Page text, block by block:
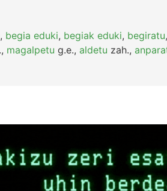
, begia eduki, begiak eduki, begiratu,
, magalpetu g.e., aldetu zah.,